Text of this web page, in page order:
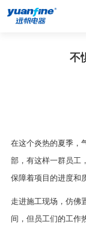
不
在这个炎热的夏季，
部，有这样一群员工
保障着项目的进度和
走进施工现场，仿佛
间，但员工们的工作